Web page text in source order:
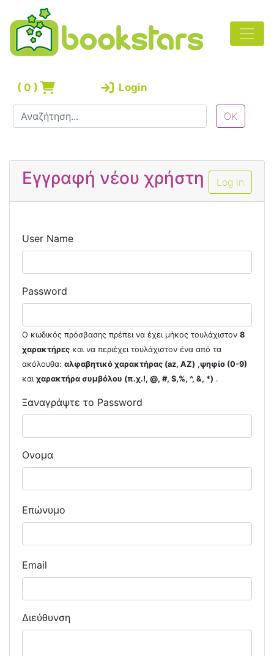
( 0 ) Login
Log in
Εγγραφή νέου χρήστη
User Name
Password
Ο κωδικός πρόσβασης πρέπει να έχει μήκος τουλάχιστον 8
χαρακτήρες και να περιέχει τουλάχιστον ένα από τα
ακόλουθα: αλφαβητικό χαρακτήρας (az, AZ) ,ψηφίο (0-9)
και χαρακτήρα συμβόλου (π.χ.!, @, #, $,%, ^, &, *) .
Ξαναγράψτε το Password
Ονομα
Επώνυμο
Email
Διεύθυνση